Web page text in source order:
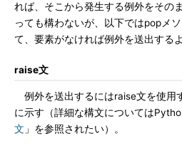
れば、そこから発生する例外をその
っても構わないが、以下ではpopメ
て、要素がなければ例外を送出する
raise文
例外を送出するにはraise文を使用
に示す（詳細な構文については
文 」を参照されたい）。